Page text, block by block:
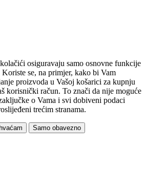
osiguravaju samo osnovne funkcije
Koriste se, na primjer, kako bi Vam
proizvoda u Vašoj košarici za kupnju
korisnički račun. To znači da nije moguće
o Vama i svi dobiveni podaci
trećim stranama.
Samo obavezno